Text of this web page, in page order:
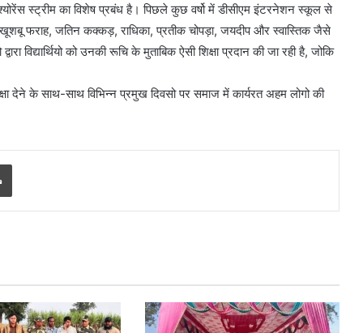
स्ट्रीम का विशेष प्रबंध है। पिछले कुछ वर्षो में डीसीएम इंटरनेशन स्कूल से
खूशबू फराह, जतिन कक्कड़, राधिका, प्रतीक चोपड़ा, जयदीप और स्वास्तिक जैसे
विद्यार्थियो को उनकी रूचि के मुताबिक ऐसी शिक्षा प्रदान की जा रही है, जोकि
देने के साथ-साथ विभिन्न प्रमुख दिवसो पर समाज में कार्यरत अहम लोगो की
Print